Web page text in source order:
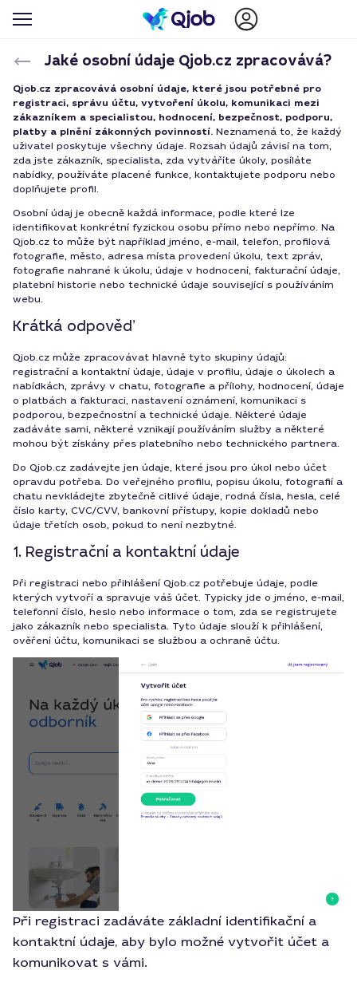
Jaké osobní údaje Qjob.cz zpracovává?
Qjob.cz zpracovává osobní údaje, které jsou potřebné pro
registraci, správu účtu, vytvoření úkolu, komunikaci mezi
zákazníkem a specialistou, hodnocení, bezpečnost, podporu,
platby a plnění zákonných povinností. Neznamená to, že každý
uživatel poskytuje všechny údaje. Rozsah údajů závisí na tom,
zda jste zákazník, specialista, zda vytváříte úkoly, posíláte
nabídky, používáte placené funkce, kontaktujete podporu nebo
doplňujete profil.
Osobní údaj je obecně každá informace, podle které lze
identifikovat konkrétní fyzickou osobu přímo nebo nepřímo. Na
Qjob.cz to může být například jméno, e-mail, telefon, profilová
fotografie, město, adresa místa provedení úkolu, text zpráv,
fotografie nahrané k úkolu, údaje v hodnocení, fakturační údaje,
platební historie nebo technické údaje související s používáním
webu.
Krátká odpověď
Qjob.cz může zpracovávat hlavně tyto skupiny údajů:
registrační a kontaktní údaje, údaje v profilu, údaje o úkolech a
nabídkách, zprávy v chatu, fotografie a přílohy, hodnocení, údaje
o platbách a fakturaci, nastavení oznámení, komunikaci s
podporou, bezpečnostní a technické údaje. Některé údaje
zadáváte sami, některé vznikají používáním služby a některé
mohou být získány přes platebního nebo technického partnera.
Do Qjob.cz zadávejte jen údaje, které jsou pro úkol nebo účet
opravdu potřeba. Do veřejného profilu, popisu úkolu, fotografií a
chatu nevkládejte zbytečně citlivé údaje, rodná čísla, hesla, celé
číslo karty, CVC/CVV, bankovní přístupy, kopie dokladů nebo
údaje třetích osob, pokud to není nezbytné.
1. Registrační a kontaktní údaje
Při registraci nebo přihlášení Qjob.cz potřebuje údaje, podle
kterých vytvoří a spravuje váš účet. Typicky jde o jméno, e-mail,
telefonní číslo, heslo nebo informace o tom, zda se registrujete
jako zákazník nebo specialista. Tyto údaje slouží k přihlášení,
ověření účtu, komunikaci se službou a ochraně účtu.
Při registraci zadáváte základní identifikační a
kontaktní údaje, aby bylo možné vytvořit účet a
komunikovat s vámi.